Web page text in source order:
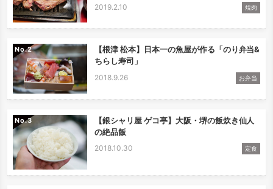
2019.2.10 焼肉
No.
【根津 松本】日本一の魚屋が作る「のり弁当&
ちらし寿司」
2018.9.26 お弁当
No.
【銀シャリ屋 ゲコ亭】大阪・堺の飯炊き仙人
の絶品飯
2018.10.30 定食